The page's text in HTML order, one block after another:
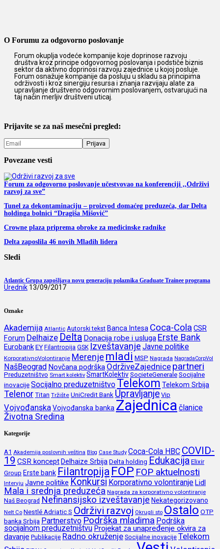
O Forumu za odgovorno poslovanje
Forum okuplja vodeće kompanije koje doprinose razvoju
društva kroz principe odgovornog poslovanja i podstiče biznis
sektor da aktivno doprinosi razvoju zajednice u kojoj posluje.
Forum osnažuje kompanije da posluju u skladu sa principima
održivosti i kroz sinergiju resursa i znanja razvijaju alate za
upravljanje društveno odgovornim poslovanjem, ostvarujući na
taj način merljiv društveni uticaj.
Prijavite se za naš mesečni pregled:
Povezane vesti
Forum za odgovorno poslovanje učestvovao na konferenciji ,,Održivi
razvoj za sve”
Tunel za dekontaminaciju – proizvod domaćeg preduzeća, dar Delta
holdinga bolnici “Dragiša Mišović”
Crowne plaza priprema obroke za medicinske radnike
Delta zaposlila 46 novih Mladih lidera
Sledi
Atlantic Grupa zapošljava novu generaciju polaznika Graduate Trainee programa
Urednik 13/09/2017
Oznake
Akademija Atlantic Autorski tekst Banca Intesa Coca-Cola CSR
Forum Delhaize Delta Donacija robe i usluga Erste Bank
EurobankEY Filantropija GSK Izveštavanje Javne politike
KorporativnoVolontiranje Merenje mladi MSP Nagrada NagradaCorpVol
NašBeograd Novčana podrška OdrživeZajednice partneri
Preduzetništvo Smart kolektiv SmartKolektivSocieteGeneraleSocijalne
inovacijeSocijalno preduzetništvoTelekom Telekom Srbija
TelenorTitan Tržište UniCredit Bank Upravljanje Vip
VojvođanskaVojvođanska banka Zajednica članice
Životna Sredina
Kategorije
A1 Akademija poslovnih veština Blog Case Study Coca-Cola HBC COVID-
19 CSR konceptDelhaize Srbija Delta holding Edukacija Elixir
Group Erste bank Filantropija FOP FOP aktuelnosti
Intervju Javne politike Konkursi Korporativno volontiranjeLidl
Mala i srednja preduzeća Nagrada za korporativno volontiranje
Naš Beograd Nefinansijsko izveštavanje Nekategorizovano
Nelt Co Nestlé Adriatic S Održivi razvoj Okrugli sto Ostalo OTP
banka Srbija Partnerstvo Podrška mladima Podrška
socijalnom preduzetništvu Projekat za unapređenje okvira za
davanje Publikacije Radno okruženje Socijalne inovacije Telekom